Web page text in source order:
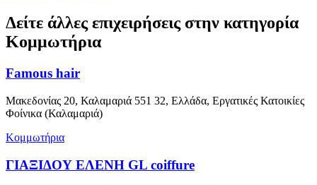
Δείτε άλλες επιχειρήσεις στην κατηγορία
Κομμωτήρια
Famous hair
Μακεδονίας 20, Καλαμαριά 551 32, Ελλάδα, Εργατικές Κατοικίες
Φοίνικα (Καλαμαριά)
Κομμωτήρια
ΓΙΑΞΙΔΟΥ ΕΛΕΝΗ GL coiffure